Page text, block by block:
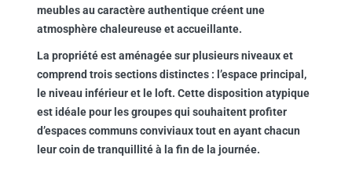
meubles au caractère authentique créent une
atmosphère chaleureuse et accueillante.
La propriété est aménagée sur plusieurs niveaux et
comprend trois sections distinctes : l’espace principal,
le niveau inférieur et le loft. Cette disposition atypique
est idéale pour les groupes qui souhaitent profiter
d’espaces communs conviviaux tout en ayant chacun
leur coin de tranquillité à la fin de la journée.